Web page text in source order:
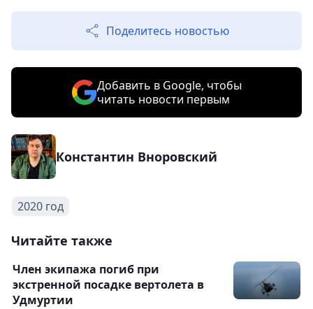
Поделитесь новостью
Добавить в Google, чтобы
читать новости первым
Константин Вноровский
2020 год
Читайте также
Член экипажа погиб при
экстренной посадке вертолета в
Удмуртии